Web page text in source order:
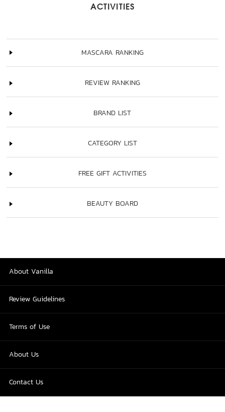
ACTIVITIES
MASCARA RANKING
REVIEW RANKING
BRAND LIST
CATEGORY LIST
FREE GIFT ACTIVITIES
BEAUTY BOARD
About Vanilla
Review Guidelines
Terms of Use
About Us
Contact Us